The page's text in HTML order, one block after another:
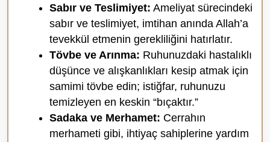
Sabır ve Teslimiyet: Ameliyat sürecindeki
sabır ve teslimiyet, imtihan anında Allah’a
tevekkül etmenin gerekliliğini hatırlatır.
Tövbe ve Arınma: Ruhunuzdaki hastalıklı
düşünce ve alışkanlıkları kesip atmak için
samimi tövbe edin; istiğfar, ruhunuzu
temizleyen en keskin “bıçaktır.”
Sadaka ve Merhamet: Cerrahın
merhameti gibi, ihtiyaç sahiplerine yardım